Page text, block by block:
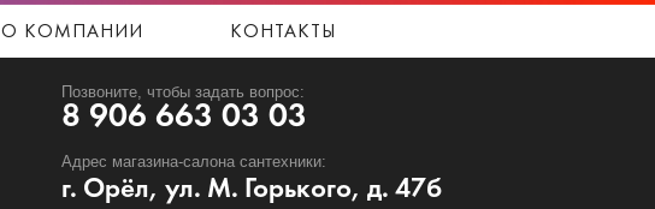
О КОМПАНИИ КОНТАКТЫ
Позвоните, чтобы задать вопрос:
8 906 663 03 03
Адрес магазина-салона сантехники:
г. Орёл, ул. М. Горького, д. 47б